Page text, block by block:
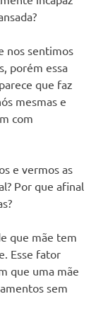
nos sentimos
porém essa
que faz
mesmas e
com
e vermos as
Por que afinal
que mãe tem
Esse fator
que uma mãe
sem